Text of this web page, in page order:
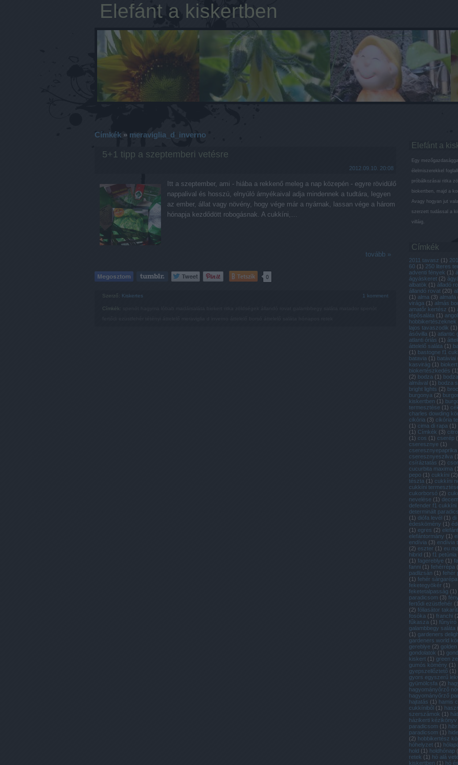
Elefánt a kiskertben
Elefánt a
Egy
élelmiszerekkel
próbálkozásai ritka
biokertben, majd a
Avagy hogyan jut
szerzett tudással a
villáig.
Címkék
2011 tavasz (1)
60 (1) 250 literes
adventi fények (1)
ágyáskeret (2)
albatök (1) álladó
állandó rovat (20)
(1) alma (3) almafa
virága (1) almás
amatőr kertész (1)
tépősaláta (1)
hobbikertészeknek
lajos tavaszodik (1)
ásóvilla (1) atlantic
atlanti óriás (1)
áttelelő saláta (1)
(1) bastogne f1
batavia (1) batáviai
kasvirág (1) biokert
biokertészkedés (1)
(2) bodza (1)
almával (1) bodza
bright lights (2)
burgonya (2)
kiskertben (1)
termesztése (1)
charles dowding
cikória (3) cikória
(1) cima di rapa (1)
(1) Címkék (3)
(1) cos (1) cserép (
cseresznye (1)
cseresznyepaprika
cseresznyeszilva (1
csíráztatás (2)
cucurbita maxima (1
pepo (1) cukkíni (2)
tészta (1) cukkíni
cukkíni
cukorborsó (2)
nevelése (1)
defender f1 cukkíni
determinált
(1) diófa levél (1) di
édeskömény (1)
(1) egres (2)
elefántormány (1)
endívia (3) endívia
(2) eszter (1) eu
hibrid (1) f1 petúnia
(1) fagereblye (1)
fanni (1) fehérrépa (
padlizsán (1) fehér
(1) fehér sárgarépa
feketegyökér (1)
feketetalpasság (1)
paradicsom (3)
fertődi ezüstfehér (1
(2) fóliasátor
fosóka (1) franchi (
fűkasza (1) fűnyíró
galambbegy saláta (
(1) gardeners
gardeners world
gereblye (2)
gondolatok (1)
kiskert (1) green
gumós kömény (1)
gyepszellőztető (1)
gyors egyszerű
gyümölcsfa (2)
hagyományőrző
hagyományőrző
hajtatás (1) hamis
cukkíniből (1)
szerszámok (1)
házikerti kézikönyv
paradicsom (1)
paradicsom (1)
(2) hobbikertész
hóhelyzet (1)
hold (1) holdhónap (
retek (1) hó alá
kiskertben (1) hó
Címkék» meraviglia_d_inverno
5+1 tipp a szeptemberi vetésre
2012.09.10. 20:08
Itt a szeptember, ami - hiába a rekkenő meleg a nap közepén - egyre rövidülő
nappalival és hosszú, elnyúló árnyékaival adja mindennek a tudtára, legyen
az ember, állat vagy növény, hogy vége már a nyárnak, lassan vége a három
hónapja kezdődött robogásnak. A cukkíni,…
tovább »
Tetszik 0
Szerző: Kiskertes 1 komment
Címkék: